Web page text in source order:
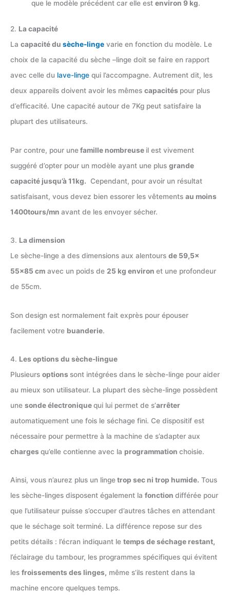
que le modèle précédent car elle estenviron 9 kg.
2. La capacité
La capacité du sèche-linge varie en fonction du modèle. Le
choix de la capacité du sèche –linge doit se faire en rapport
avec celle du lave-linge qui l’accompagne. Autrement dit, les
deux appareils doivent avoir les mêmes capacités pour plus
d’efficacité. Une capacité autour de 7Kg peut satisfaire la
plupart des utilisateurs.
Par contre, pour unefamille nombreuse il est vivement
suggéré d’opter pour un modèle ayant une plus grande
capacité jusqu’à 11kg. Cependant, pour avoir un résultat
satisfaisant, vous devez bien essorer les vêtements au moins
1400tours/mn avant de les envoyer sécher.
3. La dimension
Le sèche-linge a des dimensions aux alentours de 59,5x
55×85 cm avec un poids de 25 kg environ et une profondeur
de 55cm.
Son design est normalement fait exprès pour épouser
facilement votre buanderie.
4. Les options du sèche-lingue
Plusieurs options sont intégrées dans le sèche-linge pour aider
au mieux son utilisateur. La plupart des sèche-linge possèdent
une sonde électroniquequi lui permet de s’arrêter
automatiquement une fois le séchage fini. Ce dispositif est
nécessaire pour permettre à la machine de s’adapter aux
charges qu’elle contienne avec la programmation choisie.
Ainsi, vous n’aurez plus un lingetrop sec ni trop humide. Tous
les sèche-linges disposent également la fonction différée pour
que l’utilisateur puisse s’occuper d’autres tâches en attendant
que le séchage soit terminé. La différence repose sur des
petits détails : l’écran indiquant le temps de séchage restant,
l’éclairage du tambour, les programmes spécifiques qui évitent
les froissements des linges, même s’ils restent dans la
machine encore quelques temps.